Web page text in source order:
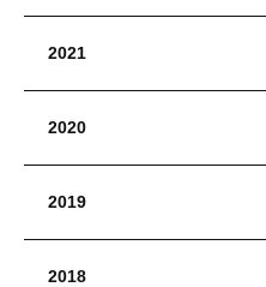
2021
2020
2019
2018